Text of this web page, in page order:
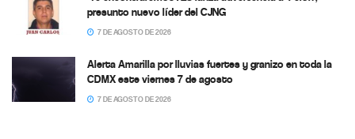
presunto nuevo líder del CJNG
7 DE AGOSTO DE 2026
Alerta Amarilla por lluvias fuertes y granizo en toda la
CDMX este viernes 7 de agosto
7 DE AGOSTO DE 2026